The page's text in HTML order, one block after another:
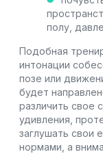
полу,
Подобная
интонации
позе или
будет
различить свое
удивления,
заглушать свои
нормами, а